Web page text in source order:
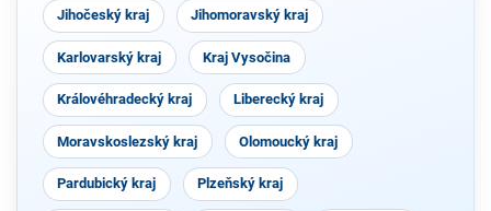
Jihočeský kraj Jihomoravský kraj
Karlovarský kraj Kraj Vysočina
Královéhradecký kraj Liberecký kraj
Moravskoslezský kraj Olomoucký kraj
Pardubický kraj Plzeňský kraj